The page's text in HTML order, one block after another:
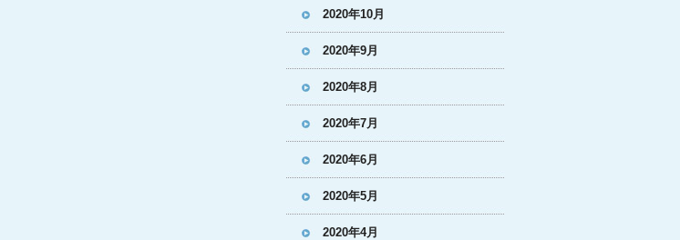
2020年10月
2020年9月
2020年8月
2020年7月
2020年6月
2020年5月
2020年4月